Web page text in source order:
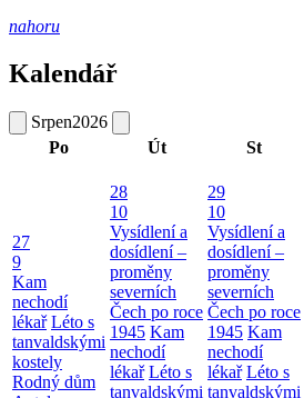
nahoru
Kalendář
Srpen2026
Po
Út St
27
9
Kam
nechodí
lékař Léto s
tanvaldskými
kostely
Rodný dům
28
10
Vysídlení a
dosídlení –
proměny
severních
Čech po roce
1945 Kam
nechodí
lékař Léto s
tanvaldskými
29
10
Vysídlení a
dosídlení –
proměny
severních
Čech po roce
1945 Kam
nechodí
lékař Léto s
tanvaldskými